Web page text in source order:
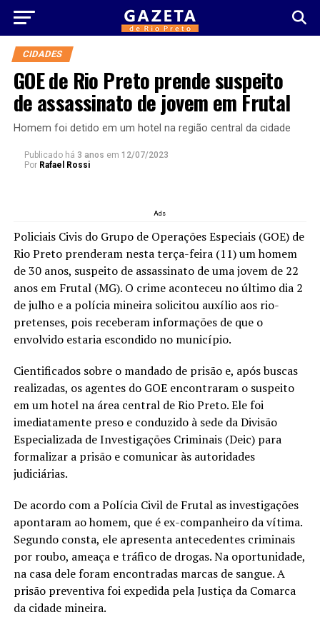
CIDADES
GOE de Rio Preto prende suspeito
de assassinato de jovem em Frutal
Homem foi detido em um hotel na região central da cidade
Publicado há 3 anos em 12/07/2023
Por Rafael Rossi
Ads
Policiais Civis do Grupo de Operações Especiais (GOE) de
Rio Preto prenderam nesta terça-feira (11) um homem
de 30 anos, suspeito de assassinato de uma jovem de 22
anos em Frutal (MG). O crime aconteceu no último dia 2
de julho e a polícia mineira solicitou auxílio aos rio-
pretenses, pois receberam informações de que o
envolvido estaria escondido no município.
Cientificados sobre o mandado de prisão e, após buscas
realizadas, os agentes do GOE encontraram o suspeito
em um hotel na área central de Rio Preto. Ele foi
imediatamente preso e conduzido à sede da Divisão
Especializada de Investigações Criminais (Deic) para
formalizar a prisão e comunicar às autoridades
judiciárias.
De acordo com a Polícia Civil de Frutal as investigações
apontaram ao homem, que é ex-companheiro da vítima.
Segundo consta, ele apresenta antecedentes criminais
por roubo, ameaça e tráfico de drogas. Na oportunidade,
na casa dele foram encontradas marcas de sangue. A
prisão preventiva foi expedida pela Justiça da Comarca
da cidade mineira.